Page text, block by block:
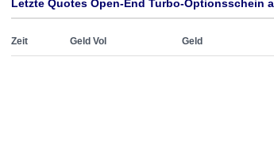
Letzte Quotes Open-End Turbo-Optionsschein
Zeit Geld Vol Geld